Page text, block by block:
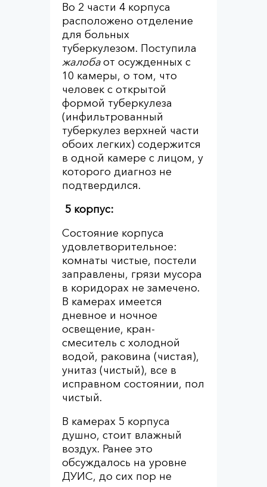
Во 2 части 4 корпуса
расположено отделение
для больных
туберкулезом. Поступила
жалобаот осужденных с
10 камеры, о том, что
человек с открытой
формой туберкулеза
(инфильтрованный
туберкулез верхней части
обоих легких) содержится
в одной камере с лицом, у
которого диагноз не
подтвердился.
5 корпус:
Состояние корпуса
удовлетворительное:
комнаты чистые, постели
заправлены, грязи мусора
в коридорах не замечено.
В камерах имеется
дневное и ночное
освещение, кран-
смеситель с холодной
водой, раковина (чистая),
унитаз (чистый), все в
исправном состоянии, пол
чистый.
В камерах 5 корпуса
душно, стоит влажный
воздух. Ранее это
обсуждалось на уровне
ДУИС, до сих пор не